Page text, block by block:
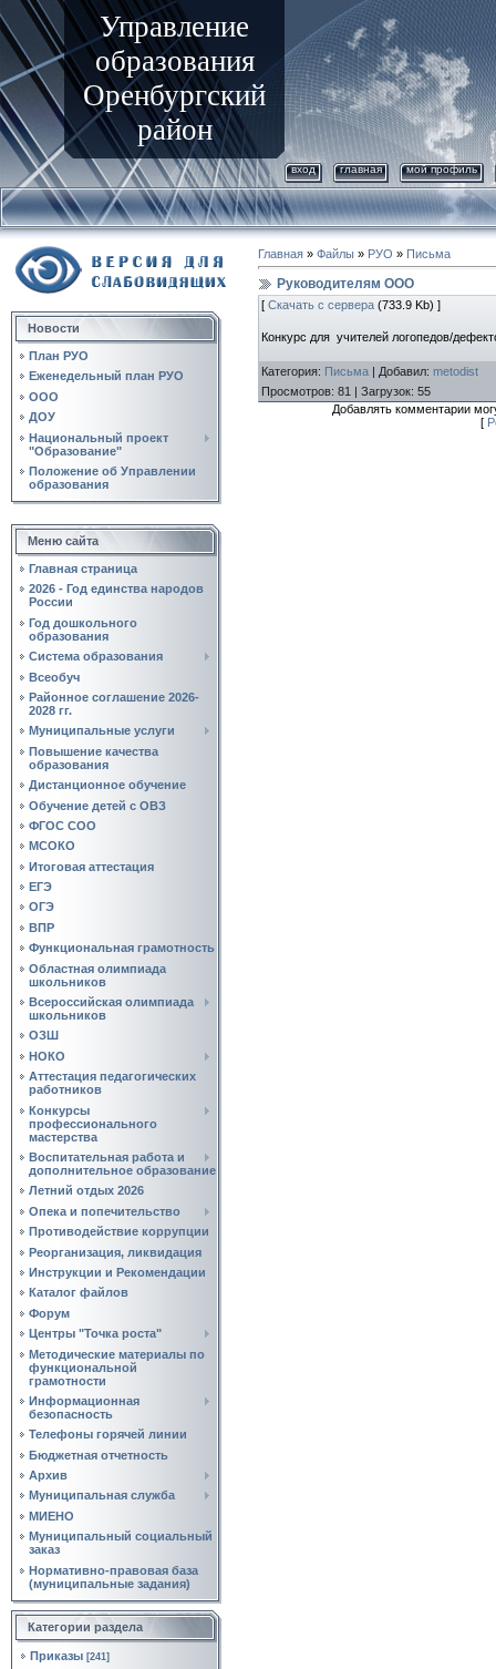
Управление
образования
Оренбургский
район
вход главная мой профиль
Новости
План РУО
Еженедельный план РУО
ООО
ДОУ
Национальный проект
"Образование"
Положение об Управлении
образования
Меню сайта
Главная страница
2026 - Год единства народов
России
Год дошкольного
образования
Система образования
Всеобуч
Районное соглашение 2026-
2028 гг.
Муниципальные услуги
Повышение качества
образования
Дистанционное обучение
Обучение детей с ОВЗ
ФГОС СОО
МСОКО
Итоговая аттестация
ЕГЭ
ОГЭ
ВПР
Функциональная грамотность
Областная олимпиада
школьников
Всероссийская олимпиада
школьников
ОЗШ
НОКО
Аттестация педагогических
работников
Конкурсы
профессионального
мастерства
Воспитательная работа и
дополнительное образование
Летний отдых 2026
Опека и попечительство
Противодействие коррупции
Реорганизация, ликвидация
Инструкции и Рекомендации
Каталог файлов
Форум
Центры "Точка роста"
Методические материалы по
функциональной
грамотности
Информационная
безопасность
Телефоны горячей линии
Бюджетная отчетность
Архив
Муниципальная служба
МИЕНО
Муниципальный социальный
заказ
Нормативно‑правовая база
(муниципальные задания)
Категории раздела
Приказы [241]
Главная » Файлы » РУО » Письма
Руководителям ООО
[ Скачать с сервера (733.9 Kb) ]
Конкурс для учителей логопедов/
Категория: Письма | Добавил: metodist
Просмотров: 81 | Загрузок: 55
Добавлять комментарии
[